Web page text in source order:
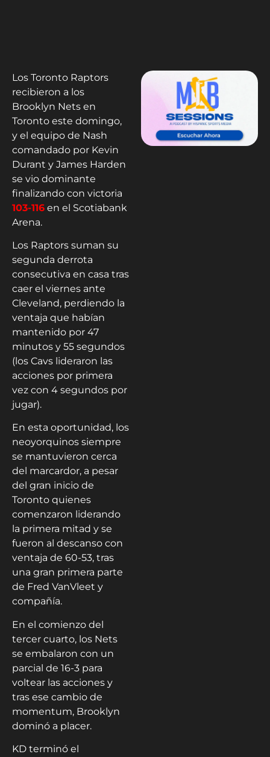
Los Toronto Raptors
recibieron a los
Brooklyn Nets en
Toronto este domingo,
y el equipo de Nash
comandado por Kevin
Durant y James Harden
se vio dominante
finalizando con victoria
103-116 en el Scotiabank
Arena.
Los Raptors suman su
segunda derrota
consecutiva en casa tras
caer el viernes ante
Cleveland, perdiendo la
ventaja que habían
mantenido por 47
minutos y 55 segundos
(los Cavs lideraron las
acciones por primera
vez con 4 segundos por
jugar).
En esta oportunidad, los
neoyorquinos siempre
se mantuvieron cerca
del marcardor, a pesar
del gran inicio de
Toronto quienes
comenzaron liderando
la primera mitad y se
fueron al descanso con
ventaja de 60-53, tras
una gran primera parte
de Fred VanVleet y
compañía.
En el comienzo del
tercer cuarto, los Nets
se embalaron con un
parcial de 16-3 para
voltear las acciones y
tras ese cambio de
momentum, Brooklyn
dominó a placer.
KD terminó el